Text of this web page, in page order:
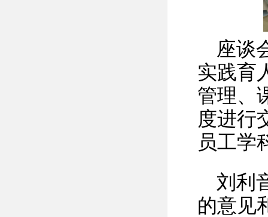
座谈
实践育
管理、
度进行
员工学
刘利
的意见